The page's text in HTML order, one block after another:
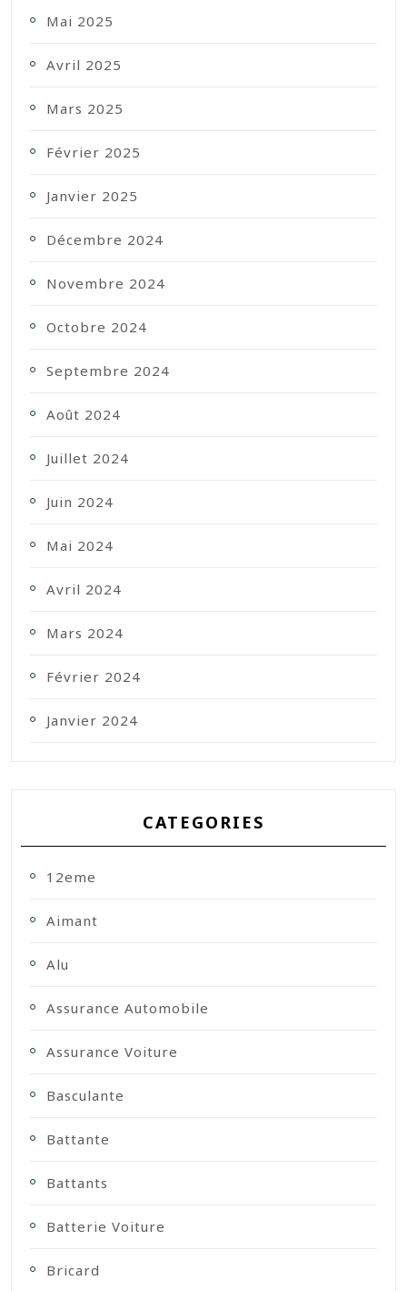
Mai 2025
Avril 2025
Mars 2025
Février 2025
Janvier 2025
Décembre 2024
Novembre 2024
Octobre 2024
Septembre 2024
Août 2024
Juillet 2024
Juin 2024
Mai 2024
Avril 2024
Mars 2024
Février 2024
Janvier 2024
CATEGORIES
12eme
Aimant
Alu
Assurance Automobile
Assurance Voiture
Basculante
Battante
Battants
Batterie Voiture
Bricard